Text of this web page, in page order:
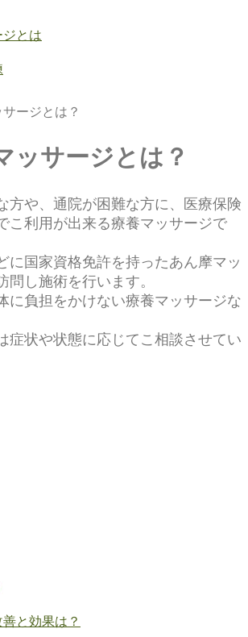
とは
ージとは？
ッサージとは？
方や、通院が困難な方に、医療保険
こ利用が出来る療養マッサージで
に国家資格免許を持ったあん摩マッ
問し施術を行います。
に負担をかけない療養マッサージな
症状や状態に応じてこ相談させてい
と効果は？